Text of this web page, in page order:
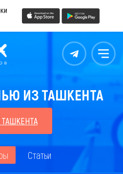
Контакты Меню
ИЗ ТАШКЕНТА
Статьи